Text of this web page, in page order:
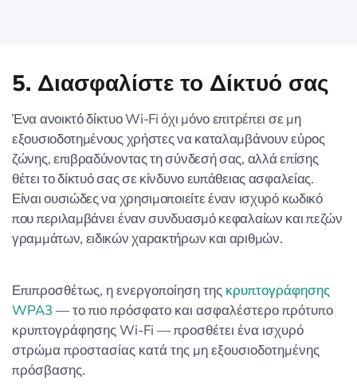
5. Διασφαλίστε το Δίκτυό σας
Ένα ανοικτό δίκτυο Wi-Fi όχι μόνο επιτρέπει σε μη
εξουσιοδοτημένους χρήστες να καταλαμβάνουν εύρος
ζώνης, επιβραδύνοντας τη σύνδεσή σας, αλλά επίσης
θέτει το δίκτυό σας σε κίνδυνο ευπάθειας ασφαλείας.
Είναι ουσιώδες να χρησιμοποιείτε έναν ισχυρό κωδικό
που περιλαμβάνει έναν συνδυασμό κεφαλαίων και πεζών
γραμμάτων, ειδικών χαρακτήρων και αριθμών.
Επιπροσθέτως, η ενεργοποίηση της κρυπτογράφησης
WPA3 — το πιο πρόσφατο και ασφαλέστερο πρότυπο
κρυπτογράφησης Wi-Fi — προσθέτει ένα ισχυρό
στρώμα προστασίας κατά της μη εξουσιοδοτημένης
πρόσβασης.